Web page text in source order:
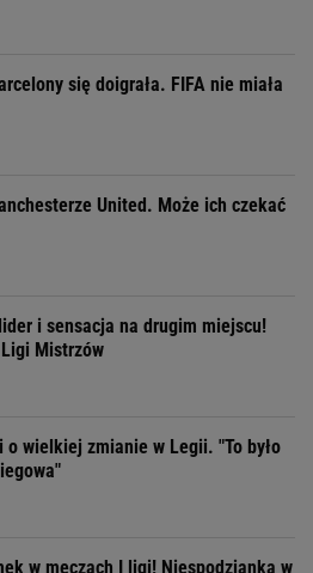
się doigrała. FIFA nie miała
United. Może ich czekać
i sensacja na drugim miejscu!
Mistrzów
o wielkiej zmianie w Legii. "To było
w meczach I ligi! Niespodzianka w